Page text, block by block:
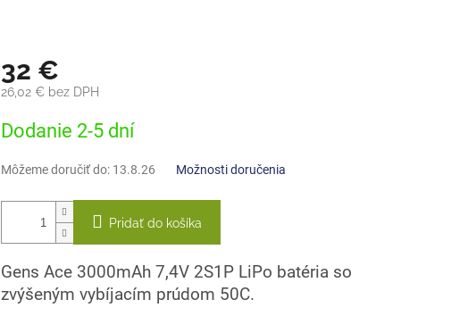
32 €
26,02 € bez DPH
cena:
Dodanie 2-5 dní
Môžeme doručiť do: 13.8.26 Možnosti doručenia
Pridať do košíka
Gens Ace 3000mAh 7,4V 2S1P LiPo batéria so
zvýšeným vybíjacím prúdom 50C.